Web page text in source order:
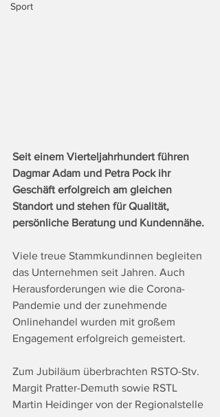
Sport
Seit einem Vierteljahrhundert führen
Dagmar Adam und Petra Pock ihr
Geschäft erfolgreich am gleichen
Standort und stehen für Qualität,
persönliche Beratung und Kundennähe.
Viele treue Stammkundinnen begleiten
das Unternehmen seit Jahren. Auch
Herausforderungen wie die Corona-
Pandemie und der zunehmende
Onlinehandel wurden mit großem
Engagement erfolgreich gemeistert.
Zum Jubiläum überbrachten RSTO-Stv.
Margit Pratter-Demuth sowie RSTL
Martin Heidinger von der Regionalstelle